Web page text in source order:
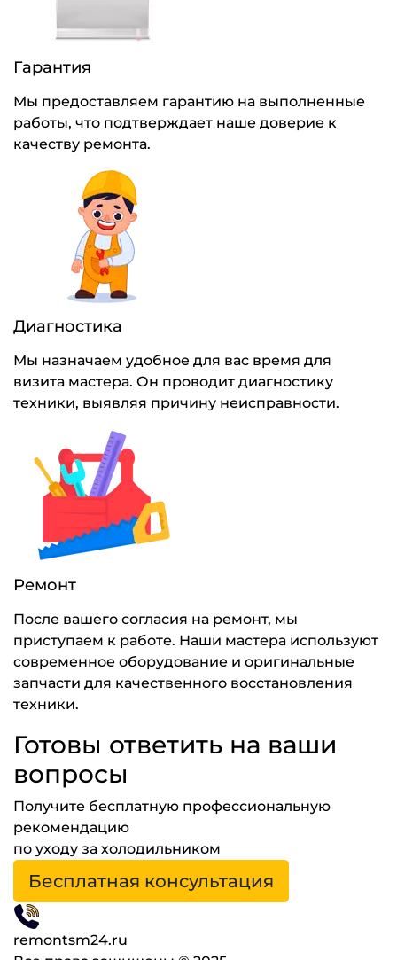
Гарантия
Мы предоставляем гарантию на выполненные
работы, что подтверждает наше доверие к
качеству ремонта.
Диагностика
Мы назначаем удобное для вас время для
визита мастера. Он проводит диагностику
техники, выявляя причину неисправности.
Ремонт
После вашего согласия на ремонт, мы
приступаем к работе. Наши мастера используют
современное оборудование и оригинальные
запчасти для качественного восстановления
техники.
Готовы ответить на ваши
вопросы
Получите бесплатную профессиональную
рекомендацию
по уходу за холодильником
Бесплатная консультация
remontsm24.ru